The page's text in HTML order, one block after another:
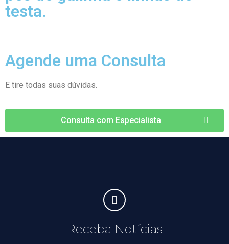
testa.
Agende uma Consulta
E tire todas suas dúvidas.
Consulta com Especialista
Receba Notícias